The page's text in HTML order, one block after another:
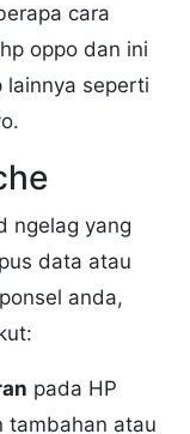
cara
oppo dan ini
lainnya seperti
ngelag yang
data atau
anda,
pada HP
tambahan atau